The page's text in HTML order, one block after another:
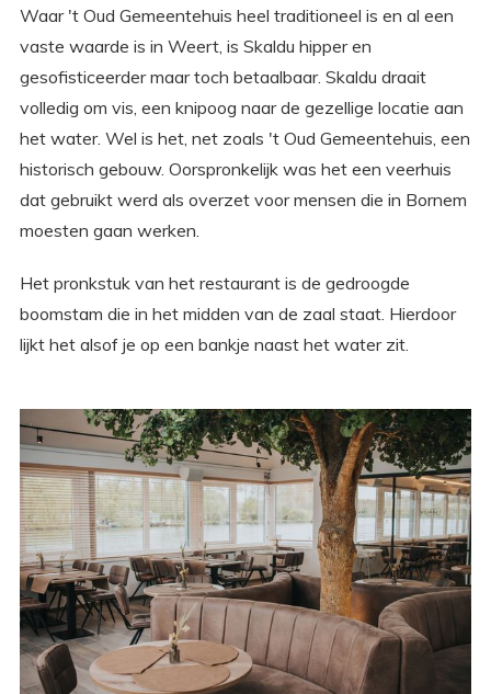
Waar 't Oud Gemeentehuis heel traditioneel is en al een
vaste waarde is in Weert, is Skaldu hipper en
gesofisticeerder maar toch betaalbaar. Skaldu draait
volledig om vis, een knipoog naar de gezellige locatie aan
het water. Wel is het, net zoals 't Oud Gemeentehuis, een
historisch gebouw. Oorspronkelijk was het een veerhuis
dat gebruikt werd als overzet voor mensen die in Bornem
moesten gaan werken.
Het pronkstuk van het restaurant is de gedroogde
boomstam die in het midden van de zaal staat. Hierdoor
lijkt het alsof je op een bankje naast het water zit.